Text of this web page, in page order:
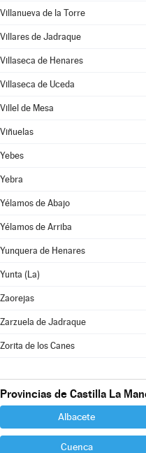
Villanueva de la Torre
Villares de Jadraque
Villaseca de Henares
Villaseca de Uceda
Villel de Mesa
Viñuelas
Yebes
Yebra
Yélamos de Abajo
Yélamos de Arriba
Yunquera de Henares
Yunta (La)
Zaorejas
Zarzuela de Jadraque
Zorita de los Canes
Provincias de Castilla La
Albacete
Cuenca